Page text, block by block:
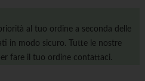
al tuo ordine a seconda delle
in modo sicuro. Tutte le nostre
fare il tuo ordine contattaci.